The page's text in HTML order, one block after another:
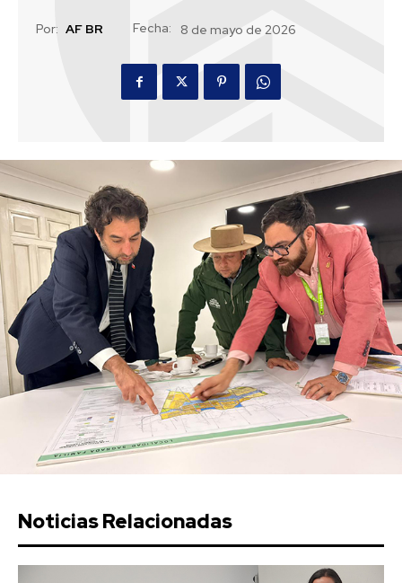
Por: AF BR Fecha: 8 de mayo de 2026
Noticias Relacionadas